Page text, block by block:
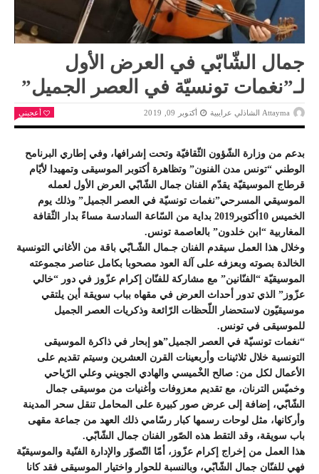
جمال الشّابّي في العرض الأول
لـ”نغمات تونسيّة في العصر الجميل”
Attayma الشاذلي عرايبية أكتوبر 09, 2019 أعجبني
بدعم من وزارة الشّؤون الثّقافيّة وتحت إشرافها، وفي إطاري البرنامح
الوطني “تونس مدن الفنون” وتظاهرة أكتوبر الموسيقى وتمهيدا لأيّام
قرطاج الموسيقيّة يقدّم الفنان جمال الشّابّي العرض الأول لعمله
الموسيقي المسرحي”نغمات تونسيّة في العصر الجميل” وذلك يوم
الخميس 10أكتوبر2019 بداية من السّاعة السادسة مساءً بدار الثّقافة
المغاربية “ابن خلدون” بالعاصمة تونس.
وخلال هذا العمل سيقدم الفنان جـمال الشّـابّي باقة من الأغاني التونسية
الخالدة بصوته وبعزفه على آلة العود مصحوبا بكامل عناصر مجموعته
الموسيقيّة “الفنّانين” مع مشاركة للفنّان إكرام عزّوز في دور “خالي
عزّوز” الذي تدور أحداث العرض في مقهاه بباب سويقة أين يلتقي
موسيقيّون لاستحضار اللّحظات الرّائعة وذكريات العصر الجميل
للموسيقى في تونس.
“نغمات تونسيّة في العصر الجميل”هو إبحار في ذاكرة الموسيقى
التونسية خلال ثلاثينات وأربعينات القرن العشرين وسيتم تقديم على
الأعمال لكل من: صالح الخْميسي والهادي الجويني وعلي الرّياحي
وخميّس الترنان، مع تقديم معزوفات وأغنيات من موسيقى جمال
الشّابّي، إضافة إلى عرض صور كبيرة على المحامل تنقل سحر المدينة
وأركانها، مثل لوحات رسمها كبار رسّامي ذلك العهد من جماعة مقهى
باب سويقة، وقد التقط هذه الصّور الفنان جمال الشّابّي.
هذا العمل من إخراج إكرام عزّوز، أمّا التّصوّر والإدارة الفنّية والموسيقيّة
فهي للفنّان جمال الشّابّي، وبالنسبة للحوار واختيار الموسيقى فقد كانا